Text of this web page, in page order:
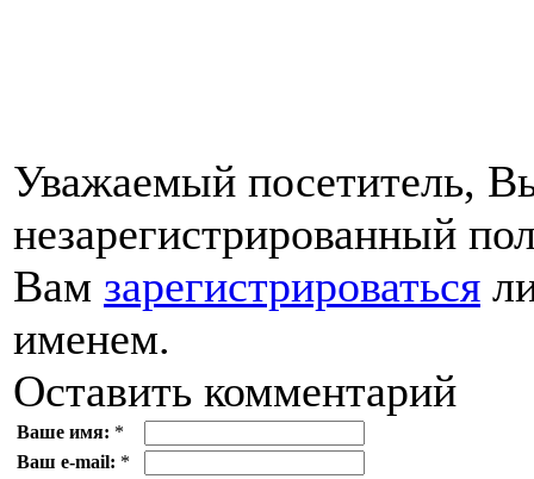
Уважаемый посетитель,
незарегистрированный
Вам зарегистрироваться
именем.
Оставить комментарий
Ваше имя: *
Ваш e-mail: *